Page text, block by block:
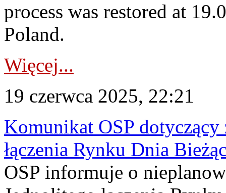
process was restored at
Poland.
Więcej...
19 czerwca 2025, 22:21
Komunikat OSP dotyczący
łączenia Rynku Dnia
OSP informuje o